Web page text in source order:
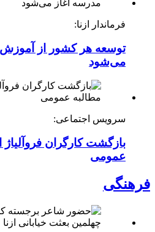
فرماندار ازنا:
توسعه هر کشور از
می‌شود
سرویس اجتماعی:
بازگشت کارگران فروآلیاژ
عمومی
فرهنگی